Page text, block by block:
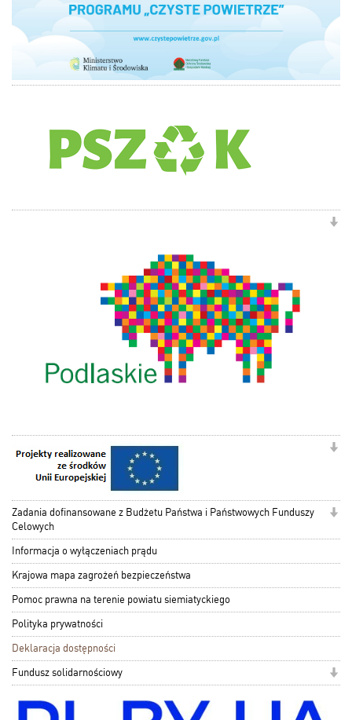
Zadania dofinansowane z Budżetu Państwa i Państwowych Funduszy
Celowych
Informacja o wyłączeniach prądu
Krajowa mapa zagrożeń bezpieczeństwa
Pomoc prawna na terenie powiatu siemiatyckiego
Polityka prywatności
Deklaracja dostępności
Fundusz solidarnościowy